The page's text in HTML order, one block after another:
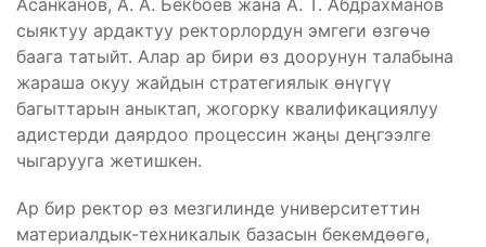
Асанканов, А. А. Бекбоев жана А. Т. Абдрахманов
сыяктуу ардактуу ректорлордун эмгеги өзгөчө
баага татыйт. Алар ар бири өз доорунун талабына
жараша окуу жайдын стратегиялык өнүгүү
багыттарын аныктап, жогорку квалификациялуу
адистерди даярдоо процессин жаңы деңгээлге
чыгарууга жетишкен.
Ар бир ректор өз мезгилинде университеттин
материалдык-техникалык базасын бекемдөөгө,